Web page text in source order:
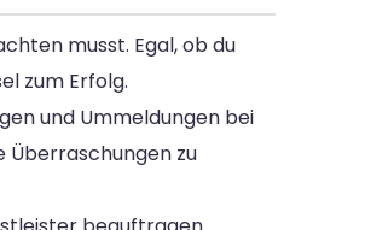
musst. Egal, ob du
zum Erfolg.
und Ummeldungen bei
Überraschungen zu